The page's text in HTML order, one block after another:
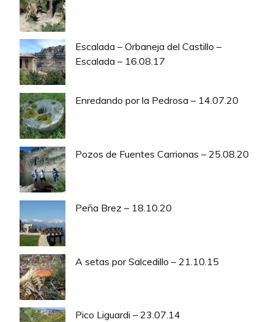
Escalada – Orbaneja del Castillo –
Escalada – 16.08.17
Enredando por la Pedrosa – 14.07.20
Pozos de Fuentes Carrionas – 25.08.20
Peña Brez – 18.10.20
A setas por Salcedillo – 21.10.15
Pico Liguardi – 23.07.14